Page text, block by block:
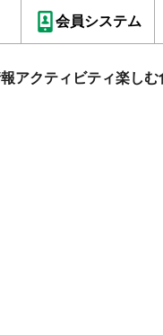
会員システム
アクティビティ楽しむ